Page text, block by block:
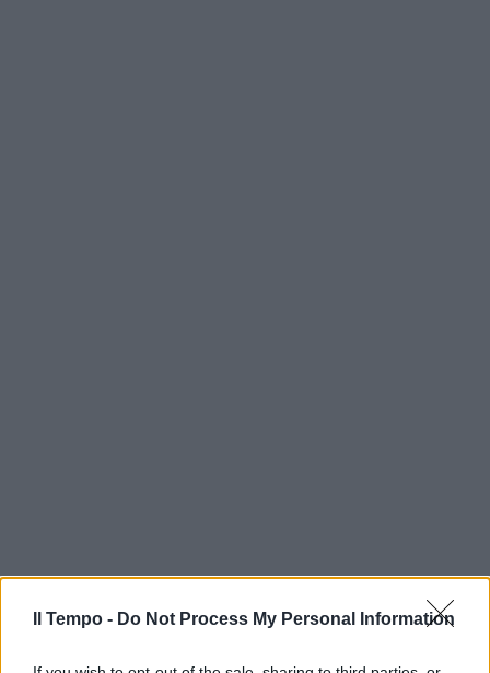
Il Tempo - Do Not Process My Personal Information